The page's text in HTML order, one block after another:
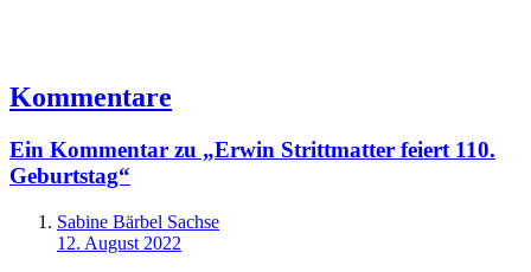
Kommentare
Ein Kommentar zu „Erwin Strittmatter feiert 110.
Geburtstag“
Sabine Bärbel Sachse
12. August 2022